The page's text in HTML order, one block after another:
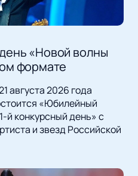
«Новой волны
формате
августа 2026 года
«Юбилейный
й конкурсный день» с
и звезд Российской